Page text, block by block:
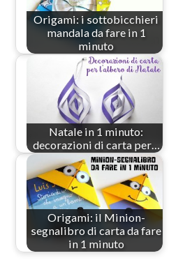
Origami: i sottobicchieri
mandala da fare in 1
minuto
Natale in 1 minuto:
decorazioni di carta per…
Origami: il Minion-
segnalibro di carta da fare
in 1 minuto